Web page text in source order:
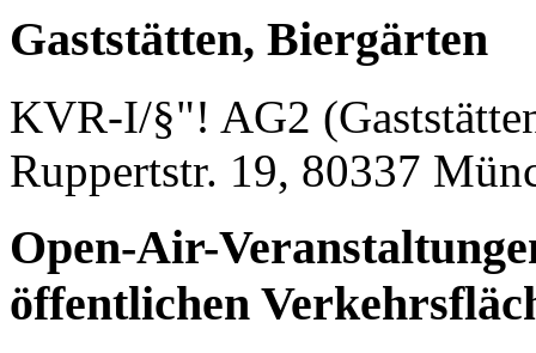
Gaststätten, Biergärten
KVR-I/§"! AG2
Ruppertstr. 19, 80337
Open-Air-
öffentlichen